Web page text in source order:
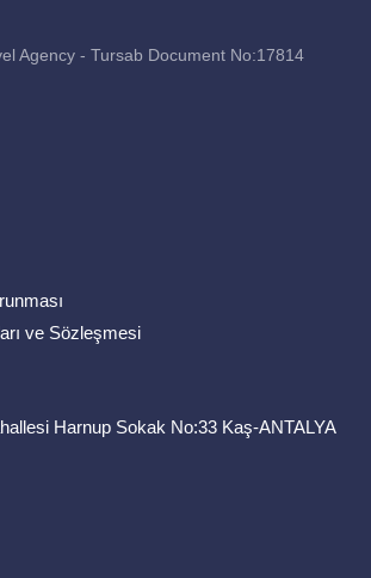
Agency - Tursab Document No:17814
ve Sözleşmesi
Harnup Sokak No:33 Kaş-ANTALYA